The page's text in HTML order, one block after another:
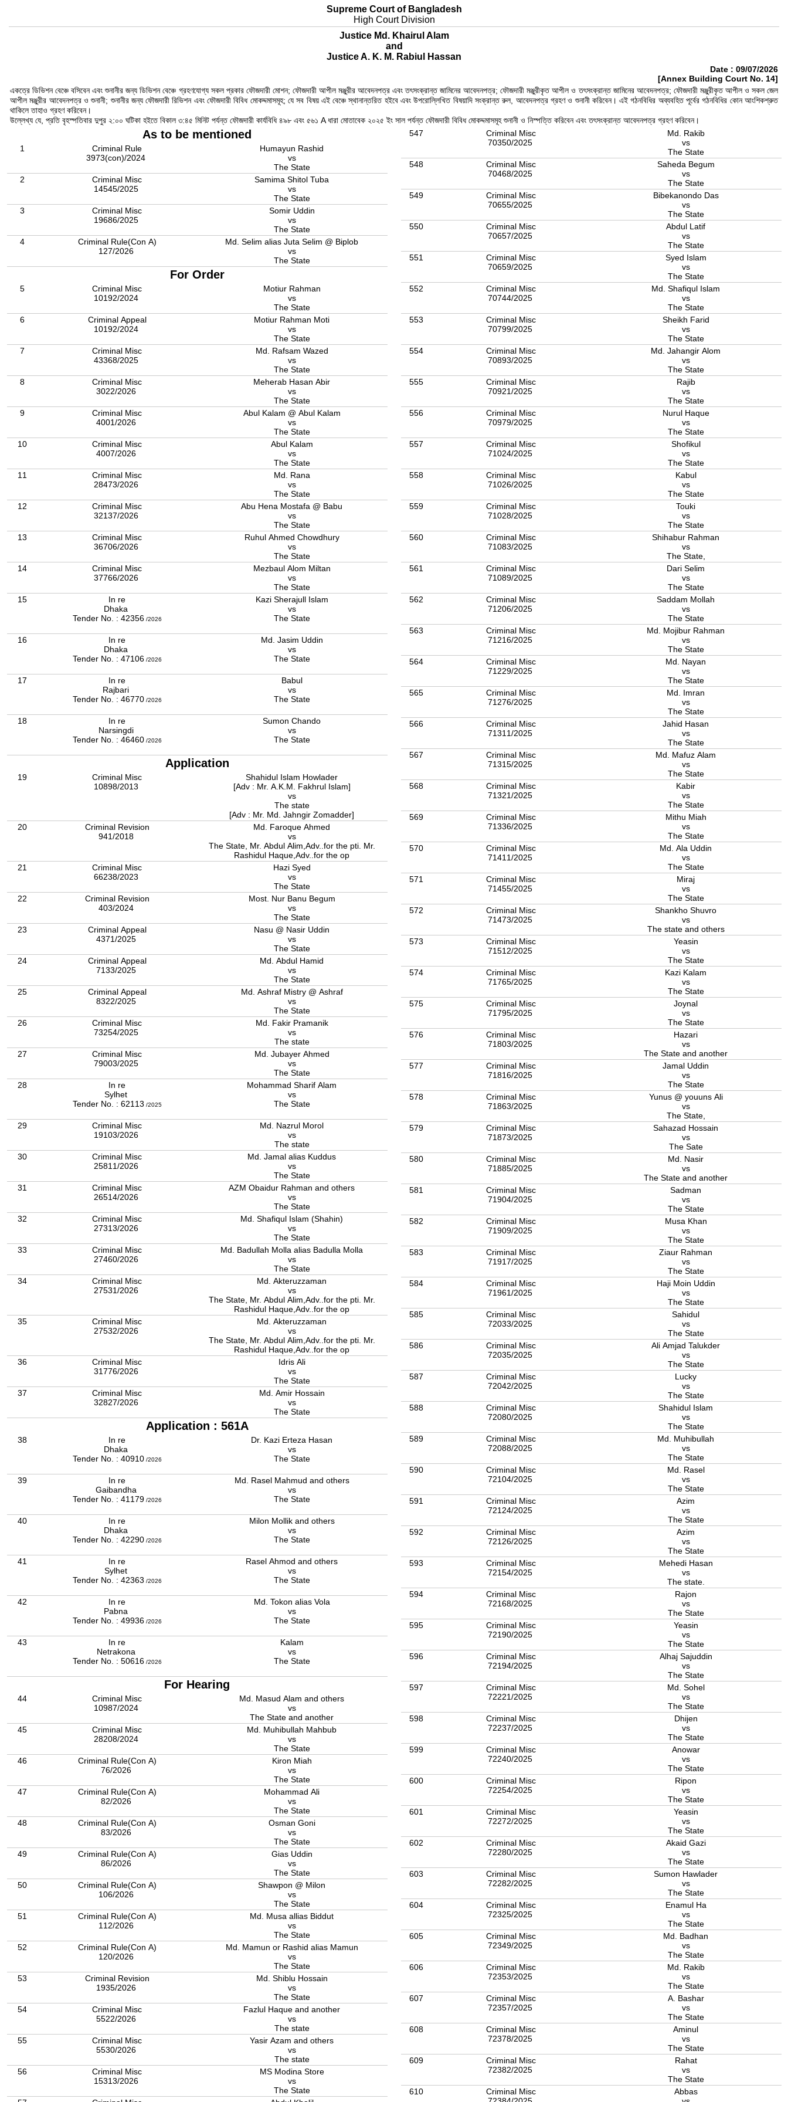
Supreme Court of Bangladesh
High Court Division
Justice Md. Khairul Alam
and
Justice A. K. M. Rabiul Hassan
Date : 09/07/2026
[Annex Building Court No. 14]
একত্রে ডিভিশন বেঞ্চে বসিবেন এবং শুনানীর জন্য ডিভিশন বেঞ্চে গ্রহণযোগ্য সকল প্রকার ফৌজদারী মোশন; ফৌজদারী আপীল মঞ্জুরীর আবেদনপত্র এবং তৎসংক্রান্ত জামিনের আবেদনপত্র; ফৌজদারী মঞ্জুরীকৃত আপীল ও তৎসংক্রান্ত জামিনের আবেদনপত্র; ফৌজদারী মঞ্জুরীকৃত আপীল ও সকল জেল
আপীল মঞ্জুরীর আবেদনপত্র ও শুনানী; শুনানীর জন্য ফৌজদারী রিভিশন এবং ফৌজদারী বিবিধ মোকদ্দমাসমূহ; যে সব বিষয় এই বেঞ্চে স্থানান্তরিত হইবে এবং উপরোল্লিখিত বিষয়াদি সংক্রান্ত রুল, আবেদনপত্র গ্রহণ ও শুনানী করিবেন। এই গঠনবিধির অব্যবহিত পূর্বের গঠনবিধির কোন আংশিকশ্রুত
থাকিলে তাহাও গ্রহণ করিবেন।
উল্লেখ্য যে, প্রতি বৃহস্পতিবার দুপুর ২:০০ ঘটিকা হইতে বিকাল ৩:৪৫ মিনিট পর্যন্ত ফৌজদারী কার্যবিধি ৪৯৮ এবং ৫৬১ A ধারা মোতাবেক ২০২৫ ইং সাল পর্যন্ত ফৌজদারী বিবিধ মোকদ্দমাসমূহ শুনানী ও নিস্পত্তি করিবেন এবং তৎসংক্রান্ত আবেদনপত্র গ্রহণ করিবেন।
As to be mentioned
1
Criminal Rule
3973(con)/2024
Humayun Rashid
vs
The State
2
Criminal Misc
14545/2025
Samima Shitol Tuba
vs
The State
3
Criminal Misc
19686/2025
Somir Uddin
vs
The State
4
Criminal Rule(Con A)
127/2026
Md. Selim alias Juta Selim @ Biplob
vs
The State
For Order
5
Criminal Misc
10192/2024
Motiur Rahman
vs
The State
6
Criminal Appeal
10192/2024
Motiur Rahman Moti
vs
The State
7
Criminal Misc
43368/2025
Md. Rafsam Wazed
vs
The State
8
Criminal Misc
3022/2026
Meherab Hasan Abir
vs
The State
9
Criminal Misc
4001/2026
Abul Kalam @ Abul Kalam
vs
The State
10
Criminal Misc
4007/2026
Abul Kalam
vs
The State
11
Criminal Misc
28473/2026
Md. Rana
vs
The State
12
Criminal Misc
32137/2026
Abu Hena Mostafa @ Babu
vs
The State
13
Criminal Misc
36706/2026
Ruhul Ahmed Chowdhury
vs
The State
14
Criminal Misc
37766/2026
Mezbaul Alom Miltan
vs
The State
15
In re
Dhaka
Tender No. : 42356/2026
Kazi Sherajull Islam
vs
The State
16
In re
Dhaka
Tender No. : 47106/2026
Md. Jasim Uddin
vs
The State
17
In re
Rajbari
Tender No. : 46770/2026
Babul
vs
The State
18
In re
Narsingdi
Tender No. : 46460/2026
Sumon Chando
vs
The State
Application
19
Criminal Misc
10898/2013
Shahidul Islam Howlader
[Adv : Mr. A.K.M. Fakhrul Islam]
vs
The state
[Adv : Mr. Md. Jahngir Zomadder]
20
Criminal Revision
941/2018
Md. Faroque Ahmed
vs
The State, Mr. Abdul Alim,Adv..for the pti. Mr.
Rashidul Haque,Adv..for the op
21
Criminal Misc
66238/2023
Hazi Syed
vs
The State
22
Criminal Revision
403/2024
Most. Nur Banu Begum
vs
The State
23
Criminal Appeal
4371/2025
Nasu @ Nasir Uddin
vs
The State
24
Criminal Appeal
7133/2025
Md. Abdul Hamid
vs
The State
25
Criminal Appeal
8322/2025
Md. Ashraf Mistry @ Ashraf
vs
The State
26
Criminal Misc
73254/2025
Md. Fakir Pramanik
vs
The state
27
Criminal Misc
79003/2025
Md. Jubayer Ahmed
vs
The State
28
In re
Sylhet
Tender No. : 62113 /2025
Mohammad Sharif Alam
vs
The State
29
Criminal Misc
19103/2026
Md. Nazrul Morol
vs
The state
30
Criminal Misc
25811/2026
Md. Jamal alias Kuddus
vs
The State
31
Criminal Misc
26514/2026
AZM Obaidur Rahman and others
vs
The State
32
Criminal Misc
27313/2026
Md. Shafiqul Islam (Shahin)
vs
The State
33
Criminal Misc
27460/2026
Md. Badullah Molla alias Badulla Molla
vs
The State
34
Criminal Misc
27531/2026
Md. Akteruzzaman
vs
The State, Mr. Abdul Alim,Adv..for the pti. Mr.
Rashidul Haque,Adv..for the op
35
Criminal Misc
27532/2026
Md. Akteruzzaman
vs
The State, Mr. Abdul Alim,Adv..for the pti. Mr.
Rashidul Haque,Adv..for the op
36
Criminal Misc
31776/2026
Idris Ali
vs
The State
37
Criminal Misc
32827/2026
Md. Amir Hossain
vs
The State
Application : 561A
38
In re
Dhaka
Tender No. : 40910/2026
Dr. Kazi Erteza Hasan
vs
The State
39
In re
Gaibandha
Tender No. : 41179/2026
Md. Rasel Mahmud and others
vs
The State
40
In re
Dhaka
Tender No. : 42290/2026
Milon Mollik and others
vs
The State
41
In re
Sylhet
Tender No. : 42363 /2026
Rasel Ahmod and others
vs
The State
42
In re
Pabna
Tender No. : 49936/2026
Md. Tokon alias Vola
vs
The State
43
In re
Netrakona
Tender No. : 50616/2026
Kalam
vs
The State
For Hearing
44
Criminal Misc
10987/2024
Md. Masud Alam and others
vs
The State and another
45
Criminal Misc
28208/2024
Md. Muhibullah Mahbub
vs
The State
46
Criminal Rule(Con A)
76/2026
Kiron Miah
vs
The State
47
Criminal Rule(Con A)
82/2026
Mohammad Ali
vs
The State
48
Criminal Rule(Con A)
83/2026
Osman Goni
vs
The State
49
Criminal Rule(Con A)
86/2026
Gias Uddin
vs
The State
50
Criminal Rule(Con A)
106/2026
Shawpon @ Milon
vs
The State
51
Criminal Rule(Con A)
112/2026
Md. Musa allias Biddut
vs
The State
52
Criminal Rule(Con A)
120/2026
Md. Mamun or Rashid alias Mamun
vs
The State
53
Criminal Revision
1935/2026
Md. Shiblu Hossain
vs
The State
54
Criminal Misc
5522/2026
Fazlul Haque and another
vs
The state
55
Criminal Misc
5530/2026
Yasir Azam and others
vs
The state
56
Criminal Misc
15313/2026
MS Modina Store
vs
The State
547
Criminal Misc
70350/2025
Md. Rakib
vs
The State
548
Criminal Misc
70468/2025
Saheda Begum
vs
The State
549
Criminal Misc
70655/2025
Bibekanondo Das
vs
The State
550
Criminal Misc
70657/2025
Abdul Latif
vs
The State
551
Criminal Misc
70659/2025
Syed Islam
vs
The State
552
Criminal Misc
70744/2025
Md. Shafiqul Islam
vs
The State
553
Criminal Misc
70799/2025
Sheikh Farid
vs
The State
554
Criminal Misc
70893/2025
Md. Jahangir Alom
vs
The State
555
Criminal Misc
70921/2025
Rajib
vs
The State
556
Criminal Misc
70979/2025
Nurul Haque
vs
The State
557
Criminal Misc
71024/2025
Shofikul
vs
The State
558
Criminal Misc
71026/2025
Kabul
vs
The State
559
Criminal Misc
71028/2025
Touki
vs
The State
560
Criminal Misc
71083/2025
Shihabur Rahman
vs
The State,
561
Criminal Misc
71089/2025
Dari Selim
vs
The State
562
Criminal Misc
71206/2025
Saddam Mollah
vs
The State
563
Criminal Misc
71216/2025
Md. Mojibur Rahman
vs
The State
564
Criminal Misc
71229/2025
Md. Nayan
vs
The State
565
Criminal Misc
71276/2025
Md. Imran
vs
The State
566
Criminal Misc
71311/2025
Jahid Hasan
vs
The State
567
Criminal Misc
71315/2025
Md. Mafuz Alam
vs
The State
568
Criminal Misc
71321/2025
Kabir
vs
The State
569
Criminal Misc
71336/2025
Mithu Miah
vs
The State
570
Criminal Misc
71411/2025
Md. Ala Uddin
vs
The State
571
Criminal Misc
71455/2025
Miraj
vs
The State
572
Criminal Misc
71473/2025
Shankho Shuvro
vs
The state and others
573
Criminal Misc
71512/2025
Yeasin
vs
The State
574
Criminal Misc
71765/2025
Kazi Kalam
vs
The State
575
Criminal Misc
71795/2025
Joynal
vs
The State
576
Criminal Misc
71803/2025
Hazari
vs
The State and another
577
Criminal Misc
71816/2025
Jamal Uddin
vs
The State
578
Criminal Misc
71863/2025
Yunus @ youuns Ali
vs
The State,
579
Criminal Misc
71873/2025
Sahazad Hossain
vs
The Sate
580
Criminal Misc
71885/2025
Md. Nasir
vs
The State and another
581
Criminal Misc
71904/2025
Sadman
vs
The State
582
Criminal Misc
71909/2025
Musa Khan
vs
The State
583
Criminal Misc
71917/2025
Ziaur Rahman
vs
The State
584
Criminal Misc
71961/2025
Haji Moin Uddin
vs
The State
585
Criminal Misc
72033/2025
Sahidul
vs
The State
586
Criminal Misc
72035/2025
Ali Amjad Talukder
vs
The State
587
Criminal Misc
72042/2025
Lucky
vs
The State
588
Criminal Misc
72080/2025
Shahidul Islam
vs
The State
589
Criminal Misc
72088/2025
Md. Muhibullah
vs
The State
590
Criminal Misc
72104/2025
Md. Rasel
vs
The State
591
Criminal Misc
72124/2025
Azim
vs
The State
592
Criminal Misc
72126/2025
Azim
vs
The State
593
Criminal Misc
72154/2025
Mehedi Hasan
vs
The state.
594
Criminal Misc
72168/2025
Rajon
vs
The State
595
Criminal Misc
72190/2025
Yeasin
vs
The State
596
Criminal Misc
72194/2025
Alhaj Sajuddin
vs
The State
597
Criminal Misc
72221/2025
Md. Sohel
vs
The State
598
Criminal Misc
72237/2025
Dhijen
vs
The State
599
Criminal Misc
72240/2025
Anowar
vs
The State
600
Criminal Misc
72254/2025
Ripon
vs
The State
601
Criminal Misc
72272/2025
Yeasin
vs
The State
602
Criminal Misc
72280/2025
Akaid Gazi
vs
The State
603
Criminal Misc
72282/2025
Sumon Hawlader
vs
The State
604
Criminal Misc
72325/2025
Enamul Ha
vs
The State
605
Criminal Misc
72349/2025
Md. Badhan
vs
The State
606
Criminal Misc
72353/2025
Md. Rakib
vs
The State
607
Criminal Misc
72357/2025
A. Bashar
vs
The State
608
Criminal Misc
72378/2025
Aminul
vs
The State
609
Criminal Misc
72382/2025
Rahat
vs
The State
610
Criminal Misc
Abbas